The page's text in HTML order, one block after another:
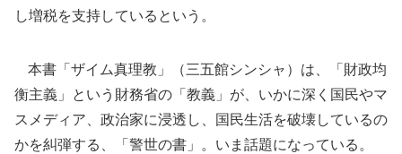
し増税を支持しているという。
本書「ザイム真理教」（三五館シンシャ）は、「財政均
衡主義」という財務省の「教義」が、いかに深く国民やマ
スメディア、政治家に浸透し、国民生活を破壊しているの
かを糾弾する、「警世の書」。いま話題になっている。